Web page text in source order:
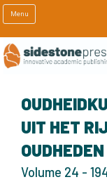
Menu
UIT HET
Volume 24 -